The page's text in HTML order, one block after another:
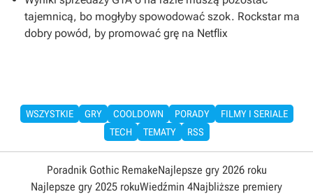
tajemnicą, bo mogłyby spowodować szok. Rockstar ma
dobry powód, by promować grę na Netflix
WSZYSTKIE GRY COOLDOWN PORADY
FILMY I SERIALE
TECH
TEMATY RSS
Poradnik Gothic RemakeNajlepsze gry 2026 roku
Najlepsze gry 2025 rokuWiedźmin 4Najbliższe premiery